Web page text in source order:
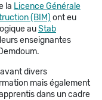
la Licence Générale
(BIM) ont eu
auStab
enseignantes
divers
mais également
dans un cadre